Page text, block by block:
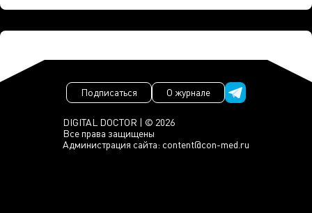
DIGITAL DOCTOR | © 2026
Все права защищены
Администрация сайта: content@con-med.ru
Подписаться О журнале